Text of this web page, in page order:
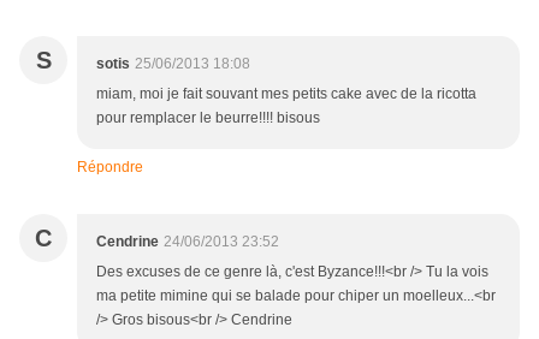
S sotis 25/06/2013 18:08
miam, moi je fait souvant mes petits cake avec de la ricotta
pour remplacer le beurre!!!! bisous
Répondre
C Cendrine 24/06/2013 23:52
Des excuses de ce genre là, c'est Byzance!!!<br /> Tu la vois
ma petite mimine qui se balade pour chiper un moelleux...<br
/> Gros bisous<br /> Cendrine